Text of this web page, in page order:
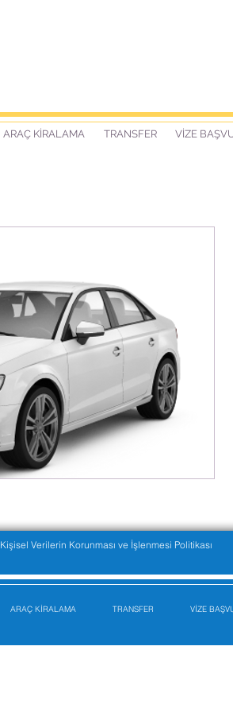
ARAÇ KİRALAMA TRANSFER VİZE
Kişisel Verilerin Korunması ve İşlenmesi Politikası
ARAÇ KİRALAMA TRANSFER VİZE